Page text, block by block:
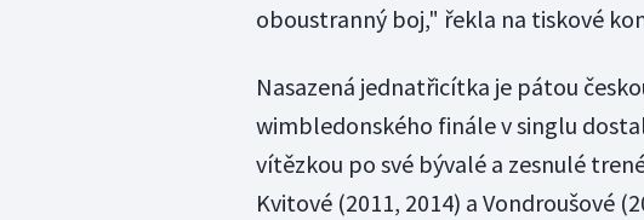
oboustranný boj," řekla na tiskové
Nasazená jednatřicítka je pátou
wimbledonského finále v singlu
vítězkou po své bývalé a zesnulé
Kvitové (2011, 2014) a Vondroušové